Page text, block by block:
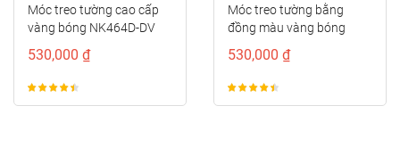
Móc treo tường cao cấp
vàng bóng NK464D-DV
530,000 ₫
Móc treo tường bằng
đồng màu vàng bóng
530,000 ₫